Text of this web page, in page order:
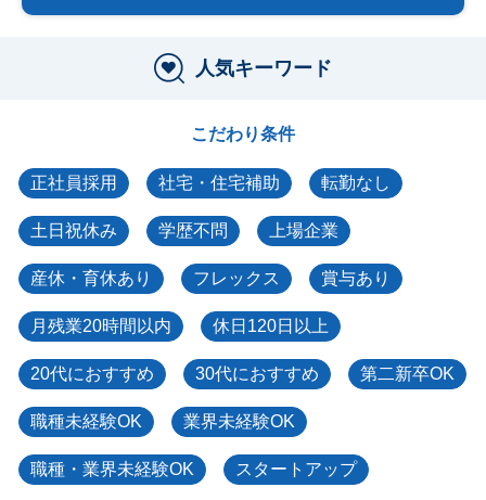
人気キーワード
こだわり条件
正社員採用 社宅・住宅補助 転勤なし
土日祝休み 学歴不問 上場企業
産休・育休あり フレックス 賞与あり
月残業20時間以内 休日120日以上
20代におすすめ 30代におすすめ 第二新卒OK
職種未経験OK 業界未経験OK
職種・業界未経験OK スタートアップ